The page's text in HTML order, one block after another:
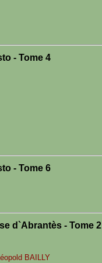
- Tome 4
- Tome 6
d`Abrantès - Tome 2
BAILLY